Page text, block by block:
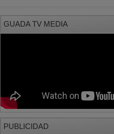
GUADA TV MEDIA
PUBLICIDAD